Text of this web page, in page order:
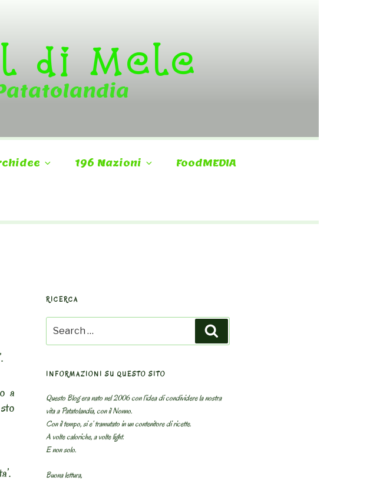
di Mele
196 Nazioni FoodMEDIA
a
RICERCA
for:
INFORMAZIONI SU QUESTO SITO
Questo Blog era nato nel 2006 con l’idea di condividere la nostra
vita a Patatolandia, con il Nonno.
Con il tempo, si e’ tramutato in un contenitore di ricette.
A volte caloriche, a volte light.
E non solo.
Buona lettura,